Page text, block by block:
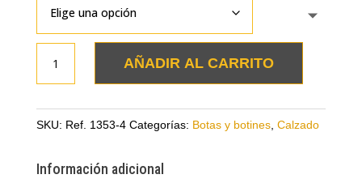
en
cantidad
AÑADIR AL CARRITO
SKU: Ref. 1353-4 Categorías: Botas y botines, Calzado
Información adicional